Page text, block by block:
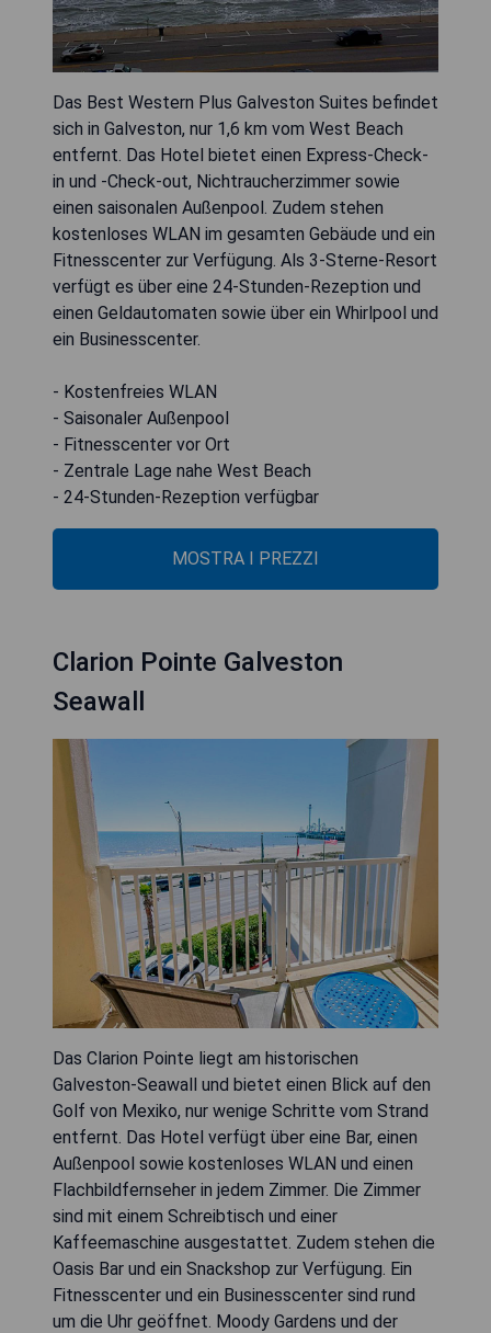
Das Best Western Plus Galveston Suites befindet
sich in Galveston, nur 1,6 km vom West Beach
entfernt. Das Hotel bietet einen Express-Check-
in und -Check-out, Nichtraucherzimmer sowie
einen saisonalen Außenpool. Zudem stehen
kostenloses WLAN im gesamten Gebäude und ein
Fitnesscenter zur Verfügung. Als 3-Sterne-Resort
verfügt es über eine 24-Stunden-Rezeption und
einen Geldautomaten sowie über ein Whirlpool und
ein Businesscenter.
- Kostenfreies WLAN
- Saisonaler Außenpool
- Fitnesscenter vor Ort
- Zentrale Lage nahe West Beach
- 24-Stunden-Rezeption verfügbar
MOSTRA I PREZZI
Clarion Pointe Galveston
Seawall
Das Clarion Pointe liegt am historischen
Galveston-Seawall und bietet einen Blick auf den
Golf von Mexiko, nur wenige Schritte vom Strand
entfernt. Das Hotel verfügt über eine Bar, einen
Außenpool sowie kostenloses WLAN und einen
Flachbildfernseher in jedem Zimmer. Die Zimmer
sind mit einem Schreibtisch und einer
Kaffeemaschine ausgestattet. Zudem stehen die
Oasis Bar und ein Snackshop zur Verfügung. Ein
Fitnesscenter und ein Businesscenter sind rund
um die Uhr geöffnet. Moody Gardens und der